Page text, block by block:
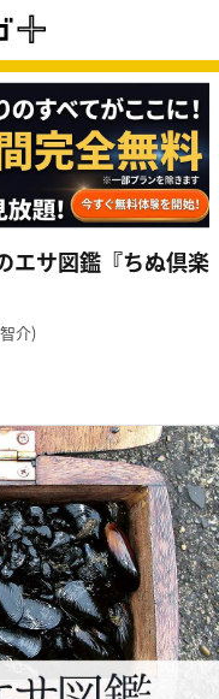
エサ図鑑『ちぬ倶楽
介)